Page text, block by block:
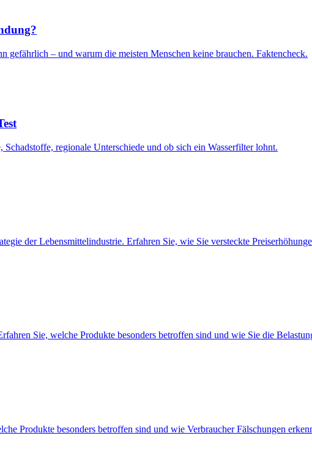
gefährlich – und warum die meisten Menschen keine brauchen. Faktencheck.
regionale Unterschiede und ob sich ein Wasserfilter lohnt.
der Lebensmittelindustrie. Erfahren Sie, wie Sie versteckte
Sie, welche Produkte besonders betroffen sind und wie Sie die
Produkte besonders betroffen sind und wie Verbraucher Fälschungen